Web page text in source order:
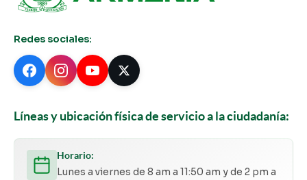
Redes sociales:
Líneas y ubicación física de servicio a la ciudadanía:
Horario:
Lunes a viernes de 8 am a 11:50 am y de 2 pm a